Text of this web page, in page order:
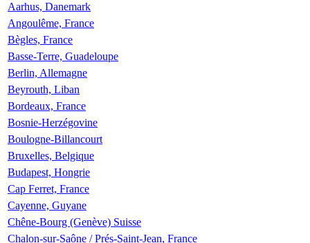
Aarhus, Danemark
Angoulême, France
Bègles, France
Basse-Terre, Guadeloupe
Berlin, Allemagne
Beyrouth, Liban
Bordeaux, France
Bosnie-Herzégovine
Boulogne-Billancourt
Bruxelles, Belgique
Budapest, Hongrie
Cap Ferret, France
Cayenne, Guyane
Chêne-Bourg (Genève) Suisse
Chalon-sur-Saône / Prés-Saint-Jean, France